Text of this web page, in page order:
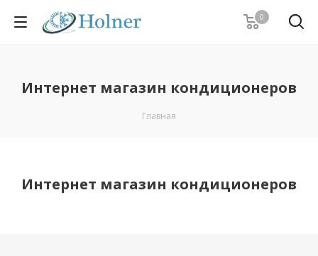
0
Интернет магазин кондиционеров
Главная
Интернет магазин кондиционеров